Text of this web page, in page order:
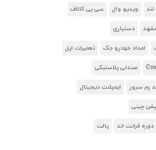
ویدیو وال سی پی کالاف
دستیاری
امداد خودرو جک تعمیرات اپل
صندلی پلاستیکی
رم سرور ایمپلنت دیجیتال
چینی
دوره فرانت اند پالت